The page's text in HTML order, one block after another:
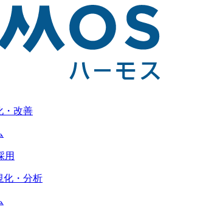
・改善
化・分析